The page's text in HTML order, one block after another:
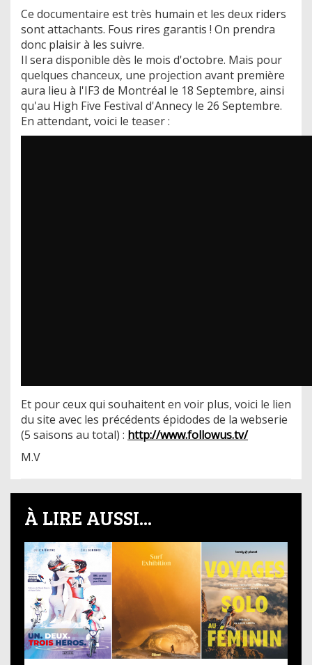
Ce documentaire est très humain et les deux riders
sont attachants. Fous rires garantis ! On prendra
donc plaisir à les suivre.
Il sera disponible dès le mois d'octobre. Mais pour
quelques chanceux, une projection avant première
aura lieu à l'IF3 de Montréal le 18 Septembre, ainsi
qu'au High Five Festival d'Annecy le 26 Septembre.
En attendant, voici le teaser :
Et pour ceux qui souhaitent en voir plus, voici le lien
du site avec les précédents épidodes de la webserie
(5 saisons au total) : http://www.followus.tv/
M.V
À LIRE AUSSI...